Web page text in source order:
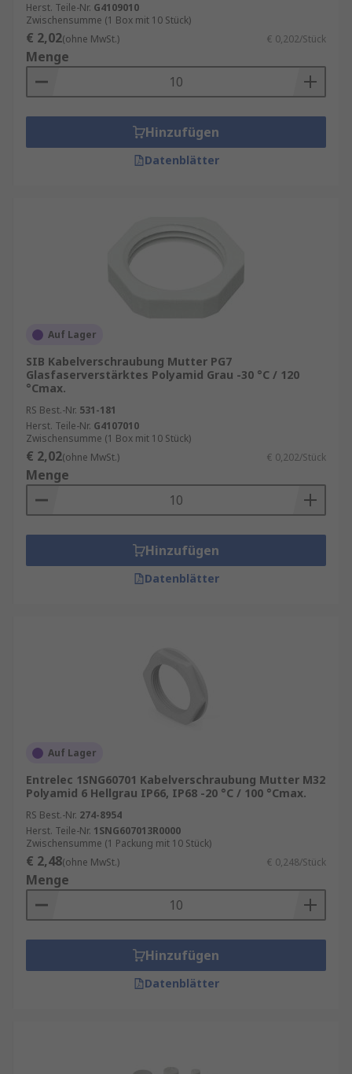
Herst. Teile-Nr. G4109010
Zwischensumme (1 Box mit 10 Stück)
€ 2,02(ohne MwSt.) € 0,202/Stück
Menge
Hinzufügen
Datenblätter
Auf Lager
SIB Kabelverschraubung Mutter PG7
Glasfaserverstärktes Polyamid Grau -30 °C / 120
°Cmax.
RS Best.-Nr. 531-181
Herst. Teile-Nr. G4107010
Zwischensumme (1 Box mit 10 Stück)
€ 2,02(ohne MwSt.) € 0,202/Stück
Menge
Hinzufügen
Datenblätter
Auf Lager
Entrelec 1SNG60701 Kabelverschraubung Mutter M32
Polyamid 6 Hellgrau IP66, IP68 -20 °C / 100 °Cmax.
RS Best.-Nr. 274-8954
Herst. Teile-Nr. 1SNG607013R0000
Zwischensumme (1 Packung mit 10 Stück)
€ 2,48(ohne MwSt.) € 0,248/Stück
Menge
Hinzufügen
Datenblätter